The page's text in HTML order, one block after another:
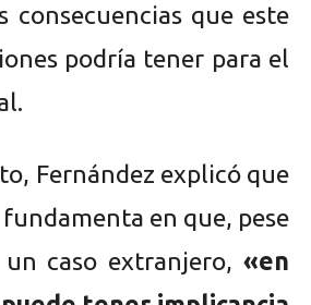
consecuencias que este
podría tener para el
Fernández explicó que
en que, pese
caso extranjero, «en